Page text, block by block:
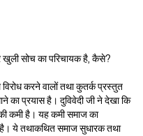
खुली सोच का परिचायक है, कैसे?
विरोध करने वालों तथा कुतर्क प्रस्तुत
का प्रयास है। दुविवेदी जी ने देखा कि
की कमी है। यह कमी समाज का
ये तथाकथित समाज सुधारक तथा